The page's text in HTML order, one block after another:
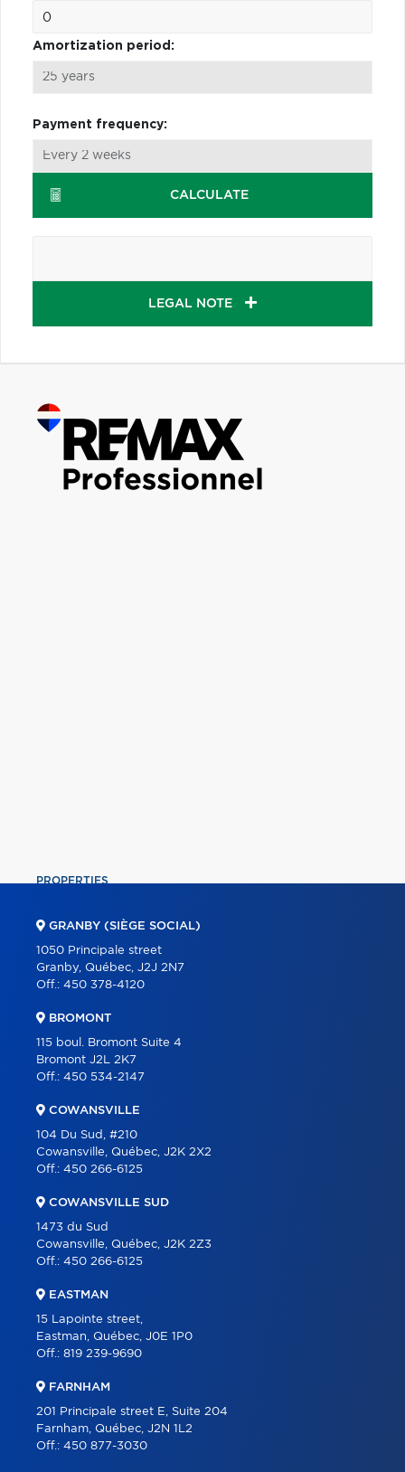
Amortization period:
Payment frequency:
CALCULATE
LEGAL NOTE
PROPERTIES
ABOUT
PARTNERS
CONTACT
GRANBY (SIÈGE SOCIAL)
1050 Principale street
Granby, Québec, J2J 2N7
Off.: 450 378-4120
BROMONT
115 boul. Bromont Suite 4
Bromont J2L 2K7
Off.: 450 534-2147
COWANSVILLE
104 Du Sud, #210
Cowansville, Québec, J2K 2X2
Off.: 450 266-6125
COWANSVILLE SUD
1473 du Sud
Cowansville, Québec, J2K 2Z3
Off.: 450 266-6125
EASTMAN
15 Lapointe street,
Eastman, Québec, J0E 1P0
Off.: 819 239-9690
FARNHAM
201 Principale street E, Suite 204
Farnham, Québec, J2N 1L2
Off.: 450 877-3030